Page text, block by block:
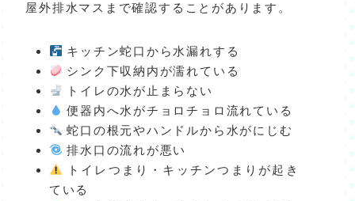
屋外排水マスまで確認することがあります。
キッチン蛇口から水漏れする
シンク下収納内が濡れている
トイレの水が止まらない
便器内へ水がチョロチョロ流れている
蛇口の根元やハンドルから水がにじむ
排水口の流れが悪い
トイレつまり・キッチンつまりが起き
ている